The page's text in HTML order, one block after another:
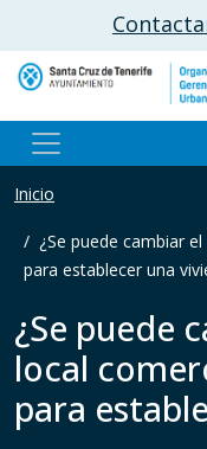
Pasar al contenido
Inicio
¿Se puede cambiar
para establecer una
¿Se puede
local
para